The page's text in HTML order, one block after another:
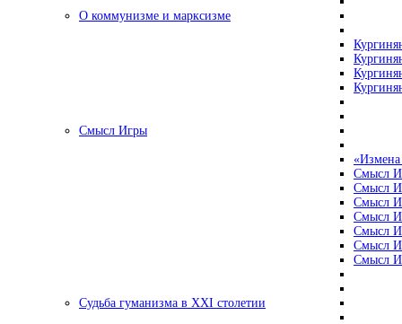
О коммунизме и марксизме
Смысл Игры
«Измена
Смысл
Смысл
Смысл
Смысл
Смысл
Смысл
Смысл
Судьба гуманизма в XXI столетии